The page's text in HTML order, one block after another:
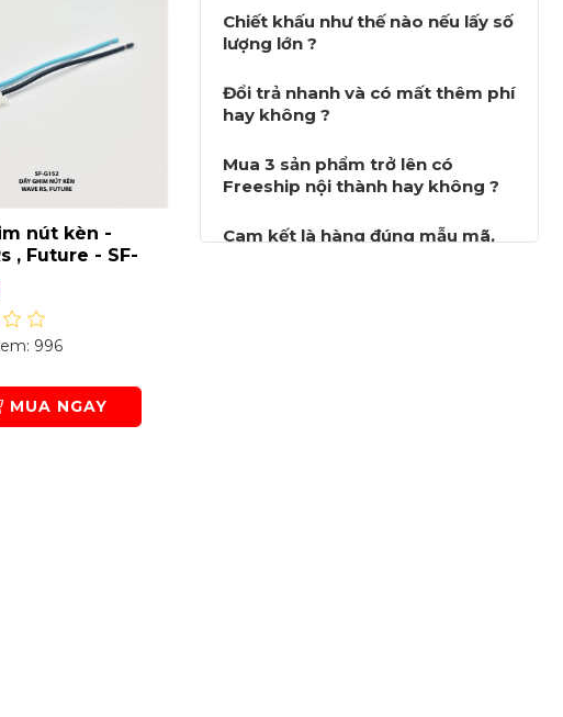
nút CTMĐ 4 lổ
- SF-G7
1077
MUA NGAY
Dây ghim nút đề - Wave
Dây ghim
Chiết khấu như thế nào nếu lấy số
lượng lớn ?
Đổi trả nhanh và có mất thêm phí
hay không ?
Mua 3 sản phẩm trở lên có
Freeship nội thành hay không ?
Cam kết là hàng đúng mẫu mã,